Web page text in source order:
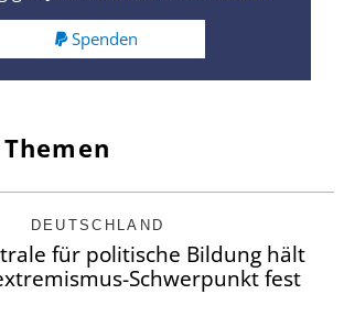
Spenden
DEUTSCHLAND
für politische Bildung hält
Schwerpunkt fest